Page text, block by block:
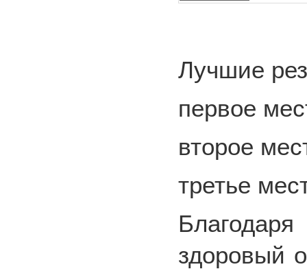
Лучшие
первое
второе
третье
здоровый